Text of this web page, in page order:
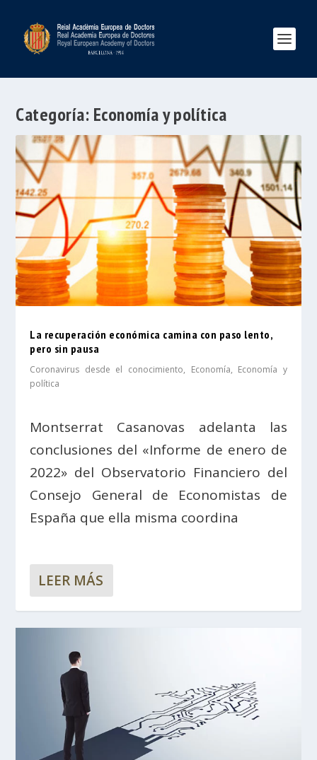
Categoría: Economía y política
La recuperación económica camina con paso lento,
pero sin pausa
Coronavirus desde el conocimiento, Economía, Economía y
política
Montserrat Casanovas adelanta las
conclusiones del «Informe de enero de
2022» del Observatorio Financiero del
Consejo General de Economistas de
España que ella misma coordina
LEER MÁS